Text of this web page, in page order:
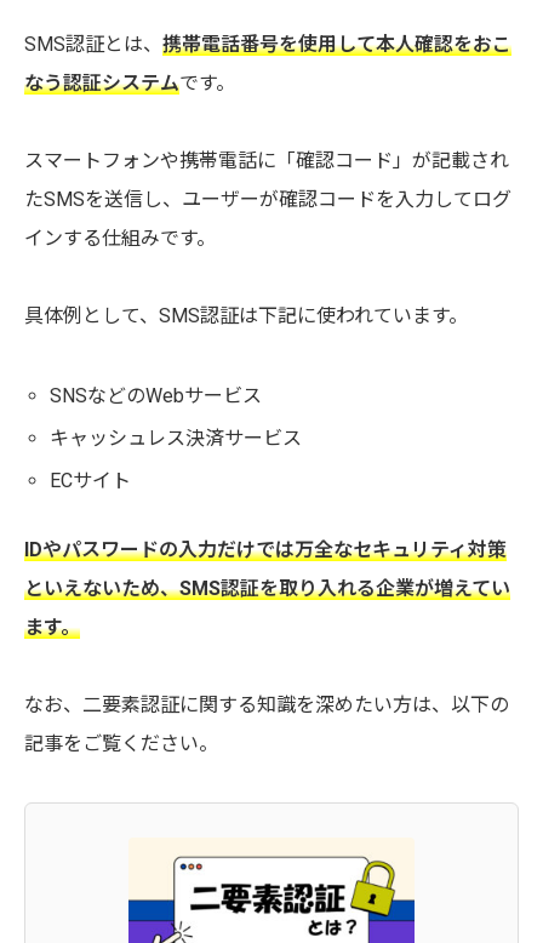
SMS認証とは、 携帯電話番号を使用して本人確認をおこ
なう認証システムです。
スマートフォンや携帯電話に「確認コード」が記載され
たSMSを送信し、ユーザーが確認コードを入力してログ
インする仕組みです。
具体例として、SMS認証は下記に使われています。
SNSなどのWebサービス
キャッシュレス決済サービス
ECサイト
IDやパスワードの入力だけでは万全なセキュリティ対策
といえないため、SMS認証を取り入れる企業が増えてい
ます。
なお、二要素認証に関する知識を深めたい方は、以下の
記事をご覧ください。